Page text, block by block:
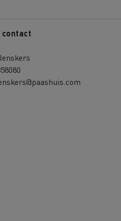
contact